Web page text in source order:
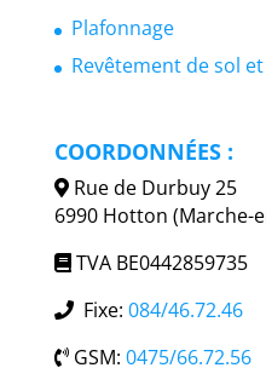
Plafonnage
Revêtement de sol
COORDONNÉES :
Rue de Durbuy 25
6990 Hotton (Marche-
TVA BE0442859735
Fixe: 084/46.72.46
GSM: 0475/66.72.56